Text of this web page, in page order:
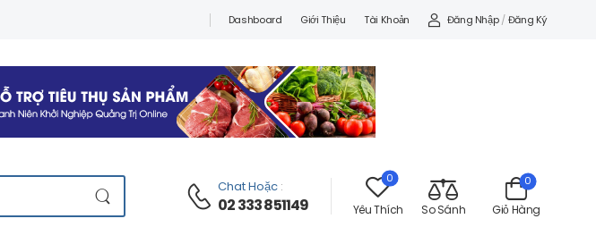
Dashboard Giới Thiệu Tài Khoản Đăng Nhập / Đăng Ký
Chat Hoặc :
02 333 851149
0
Yêu Thích So Sánh Giỏ Hàng
0